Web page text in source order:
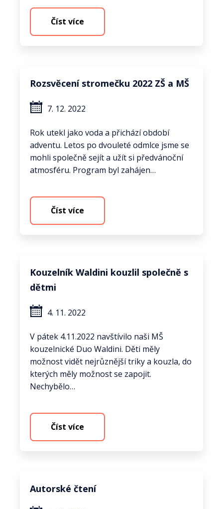
Číst více
Rozsvěcení stromečku 2022 ZŠ a MŠ
7. 12. 2022
Rok utekl jako voda a přichází období
adventu. Letos po dvouleté odmlce jsme se
mohli společně sejít a užít si předvánoční
atmosféru. Program byl zahájen…
Číst více
Kouzelník Waldini kouzlil společně s
dětmi
4. 11. 2022
V pátek 4.11.2022 navštívilo naši MŠ
kouzelnické Duo Waldini. Děti měly
možnost vidět nejrůznější triky a kouzla, do
kterých měly možnost se zapojit.
Nechybělo…
Číst více
Autorské čtení